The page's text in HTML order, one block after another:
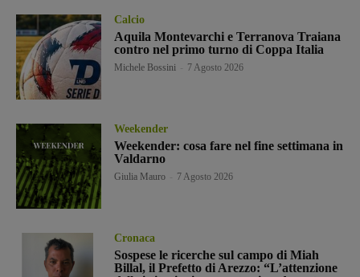
Calcio
Aquila Montevarchi e Terranova Traiana
contro nel primo turno di Coppa Italia
Michele Bossini 7 Agosto 2026
Weekender
Weekender: cosa fare nel fine settimana in
Valdarno
Giulia Mauro 7 Agosto 2026
Cronaca
Sospese le ricerche sul campo di Miah
Billal, il Prefetto di Arezzo: “L’attenzione